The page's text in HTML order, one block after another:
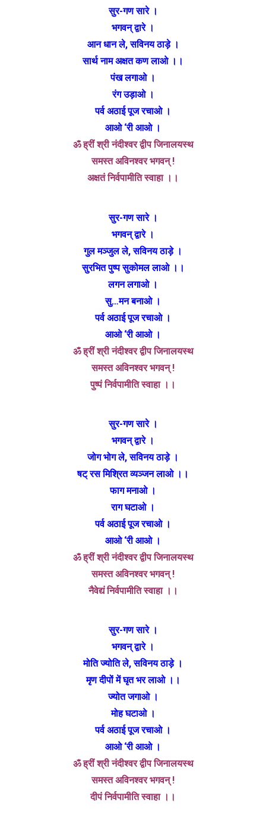
सुर-गण सारे ।
भगवन् द्वारे ।
आन धान ले, सविनय ठाड़े ।
सार्थ नाम अक्षत कण लाओ ।‌।
पंख लगाओ ।
रंग उड़ाओ ।
पर्व अठाई पूज रचाओ ।
आओ ‘री आओ ।
ॐ ह्रीं श्री नंदीश्वर द्वीप जिनालयस्थ
समस्त अविनश्वर भगवन् !
अक्षतं निर्वपामीति स्वाहा ।।
सुर-गण सारे ।
भगवन् द्वारे ।
गुल मञ्जुल ले, सविनय ठाड़े ।
सुरभित पुष्प सुकोमल लाओ ।।
लगन लगाओ ।
सु…मन बनाओ ।
पर्व अठाई पूज रचाओ ।
आओ ‘री आओ ।
ॐ ह्रीं श्री नंदीश्वर द्वीप जिनालयस्थ
समस्त अविनश्वर भगवन् !
पुष्पं निर्वपामीति स्वाहा ।।
सुर-गण सारे ।
भगवन् द्वारे ।
जोग भोग ले, सविनय ठाड़े ।
षट् रस मिश्रित व्यञ्जन लाओ ।।
फाग मनाओ ।
राग घटाओ ।
पर्व अठाई पूज रचाओ ।
आओ ‘री आओ ।
ॐ ह्रीं श्री नंदीश्वर द्वीप जिनालयस्थ
समस्त अविनश्वर भगवन् !
नैवेद्यं निर्वपामीति स्वाहा ।।
सुर-गण सारे ।
भगवन् द्वारे ।
मोति ज्योति ले, सविनय ठाड़े ।
मृण दीपों में घृत भर लाओ ।।
ज्योत जगाओ ।
मोह घटाओ ।
पर्व अठाई पूज रचाओ ।
आओ ‘री आओ ।
ॐ ह्रीं श्री नंदीश्वर द्वीप जिनालयस्थ
समस्त अविनश्वर भगवन् !
दीपं निर्वपामीति स्वाहा ।।